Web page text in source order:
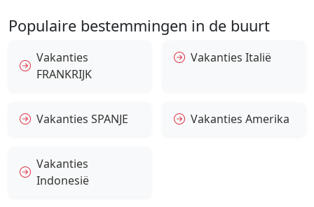
Populaire bestemmingen in de buurt
Vakanties
FRANKRIJK
Vakanties Italië
Vakanties SPANJE Vakanties Amerika
Vakanties
Indonesië